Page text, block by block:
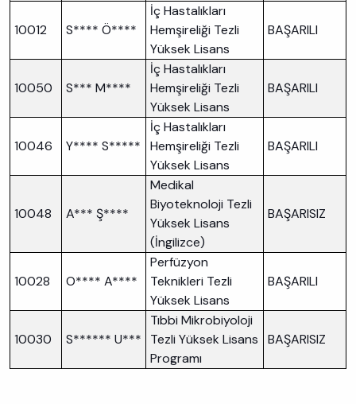
10012 S**** Ö****
İç Hastalıkları
Hemşireliği Tezli
Yüksek Lisans
BAŞARILI
10050 S*** M****
İç Hastalıkları
Hemşireliği Tezli
Yüksek Lisans
BAŞARILI
10046 Y**** S*****
İç Hastalıkları
Hemşireliği Tezli
Yüksek Lisans
BAŞARILI
10048 A*** Ş****
Medikal
Biyoteknoloji Tezli
Yüksek Lisans
(İngilizce)
BAŞARISIZ
10028 O**** A****
Perfüzyon
Teknikleri Tezli
Yüksek Lisans
BAŞARILI
10030 S****** U***
Tıbbi Mikrobiyoloji
Tezli Yüksek Lisans
Programı
BAŞARISIZ